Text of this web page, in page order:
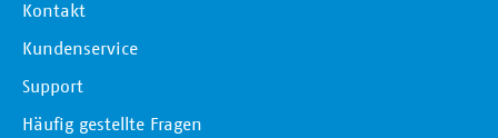
Kontakt
Kundenservice
Support
Häufig gestellte Fragen